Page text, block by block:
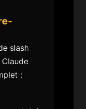
slash
: